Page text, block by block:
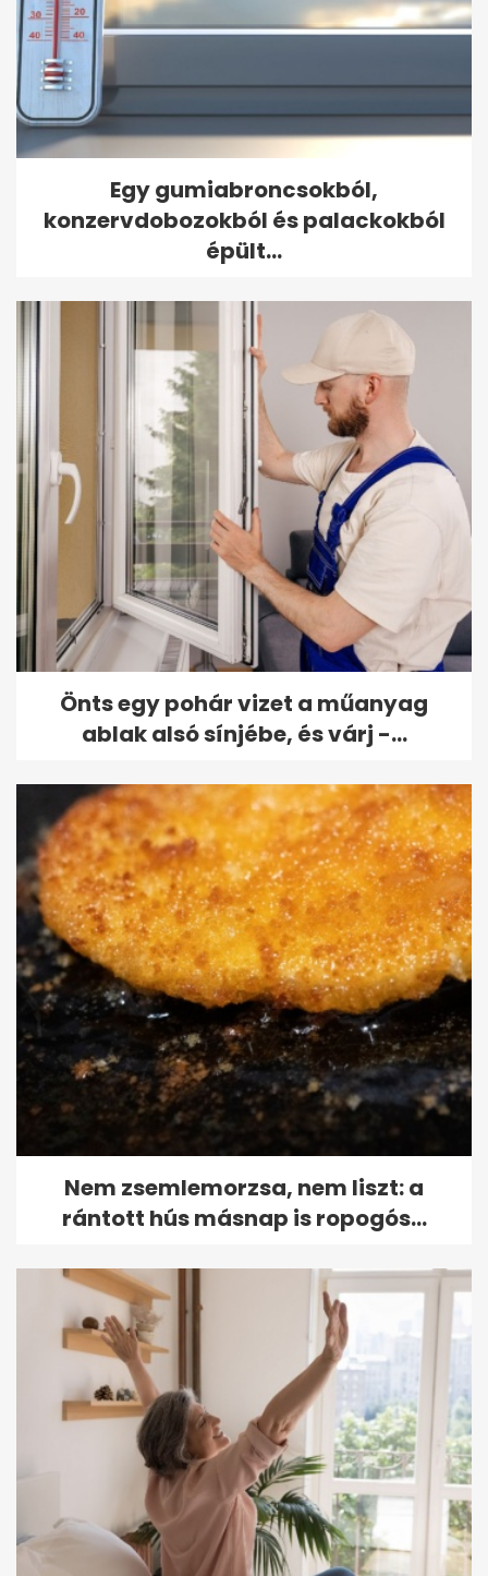
Egy gumiabroncsokból,
konzervdobozokból és palackokból
épült...
Önts egy pohár vizet a műanyag
ablak alsó sínjébe, és várj -...
Nem zsemlemorzsa, nem liszt: a
rántott hús másnap is ropogós...